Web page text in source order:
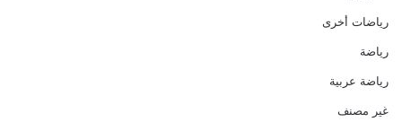
رياضات أخرى
رياضة
رياضة عربية
غير مصنف